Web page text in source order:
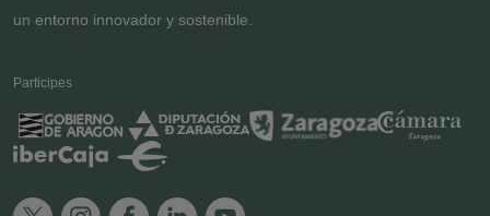
un entorno innovador y sostenible.
Participes